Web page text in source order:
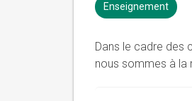
Enseignement
Dans le cadre des
nous sommes à la